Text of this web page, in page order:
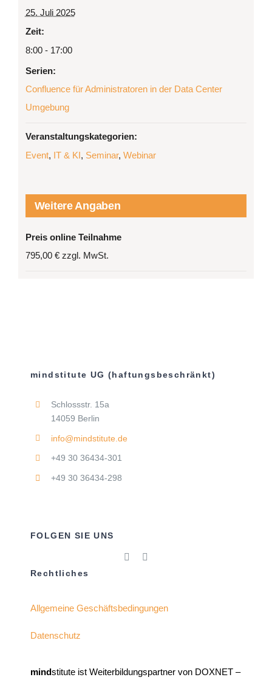
25. Juli 2025
Zeit:
8:00 - 17:00
Serien:
Confluence für Administratoren in der Data Center
Umgebung
Veranstaltungskategorien:
Event, IT & KI, Seminar, Webinar
Weitere Angaben
Preis online Teilnahme
795,00 € zzgl. MwSt.
mindstitute UG (haftungsbeschränkt)
Schlossstr. 15a
14059 Berlin
info@mindstitute.de
+49 30 36434-301
+49 30 36434-298
FOLGEN SIE UNS
Rechtliches
Allgemeine Geschäftsbedingungen
Datenschutz
mindstitute ist Weiterbildungspartner von DOXNET –